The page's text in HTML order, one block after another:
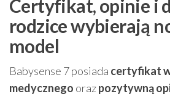
Certyfikat, opinie i
rodzice wybierają
model
Babysense 7 posiada certyfikat
medycznego orazpozytywną